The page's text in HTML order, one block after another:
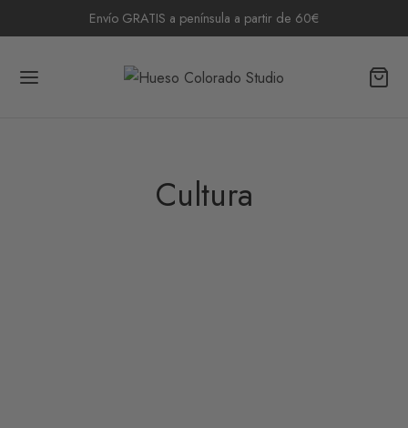
Envío GRATIS a península a partir de 60€
Cultura